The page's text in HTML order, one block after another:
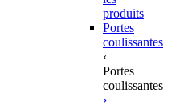
produits
Portes
coulissantes
‹
Portes
coulissantes
›